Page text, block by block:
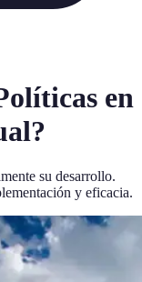
en
su desarrollo.
y eficacia.